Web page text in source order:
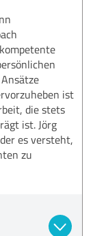
ist
die stets
ist. Jörg
es versteht,
zu